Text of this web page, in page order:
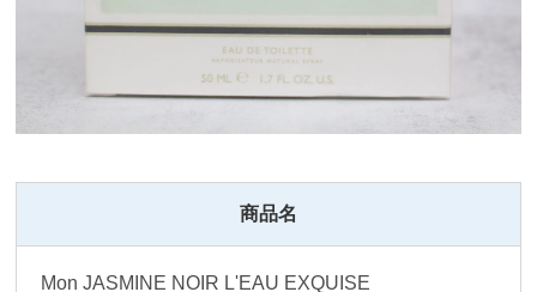
商品名
Mon JASMINE NOIR L'EAU EXQUISE